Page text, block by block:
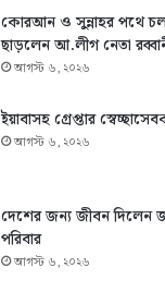
কোরআন ও সুন্নাহর পথে
ছাড়লেন আ.লীগ নেতা
আগস্ট ৬, ২০২৬
ইয়াবাসহ গ্রেপ্তার
আগস্ট ৬, ২০২৬
দেশের জন্য জীবন দিলেন
পরিবার
আগস্ট ৬, ২০২৬